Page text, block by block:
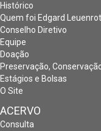
Histórico
Quem foi Edgard
Conselho Diretivo
Equipe
Doação
Preservação,
Estágios e Bolsas
O Site
ACERVO
Consulta